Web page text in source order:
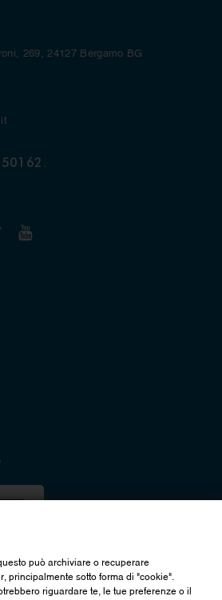
269, 24127 Bergamo BG
può archiviare o recuperare
principalmente sotto forma di "cookie".
riguardare te, le tue preferenze o il